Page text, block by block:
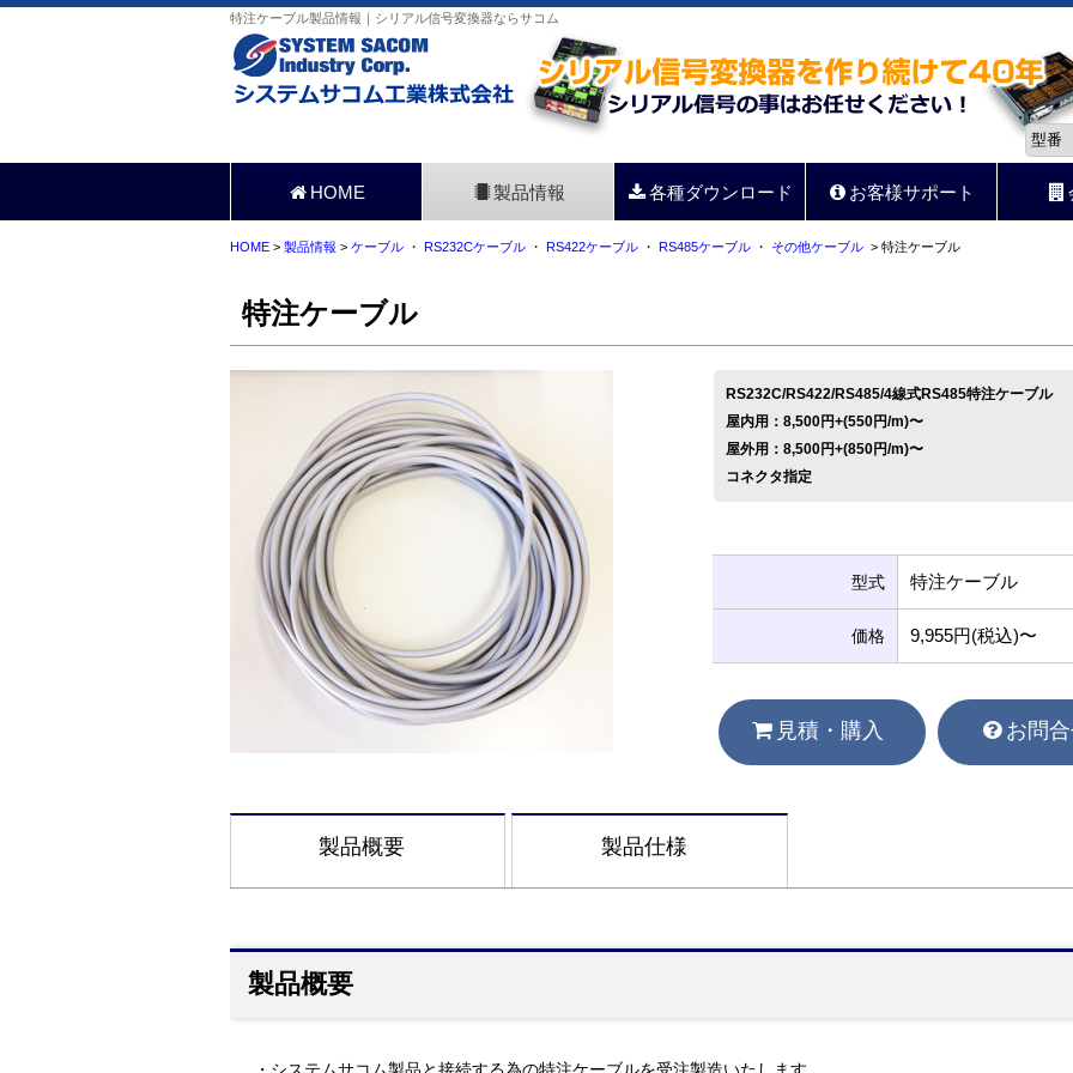
特注ケーブル製品情報｜シリアル信号変換器ならサコム
HOME 製品情報 各種ダウンロード お客様サポート
HOME > 製品情報 > ケーブル ・ RS232Cケーブル ・ RS422ケーブル ・ RS485ケーブル ・ その他ケーブル > 特注ケーブル
特注ケーブル
RS232C/RS422/RS485/4線式RS485特注ケーブル
屋内用：8,500円+(550円/m)〜
屋外用：8,500円+(850円/m)〜
コネクタ指定
型式 特注ケーブル
価格 9,955円(税込)〜
見積・購入 お問
製品概要 製品仕様
製品概要